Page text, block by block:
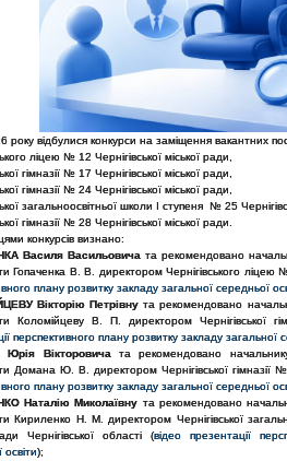
року відбулися конкурси на заміщення вакантних
ліцею № 12 Чернігівської міської ради,
гімназії № 17 Чернігівської міської ради,
гімназії № 24 Чернігівської міської ради,
загальноосвітньої школи І ступеня № 25
гімназії № 28 Чернігівської міської ради.
конкурсів визнано:
Василя Васильовича та рекомендовано
Гопаченка В. В. директором Чернігівського ліцею №
плану розвитку закладу загальної середньої
Вікторію Петрівну та рекомендовано
Коломійцеву В. П. директором Чернігівської
перспективного плану розвитку закладу загальної
Вікторовича та рекомендовано начальнику
Домана Ю. В. директором Чернігівської гімназії №
плану розвитку закладу загальної середньої
Наталію Миколаївну та рекомендовано
Кириленко Н. М. директором Чернігівської
Чернігівської області (відео презентації
освіти);